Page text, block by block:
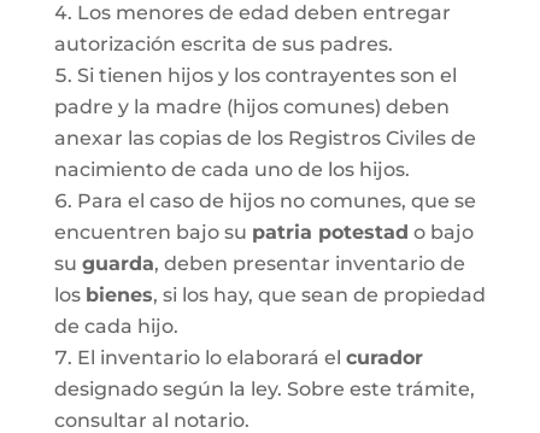
Los menores de edad deben entregar
autorización escrita de sus padres.
Si tienen hijos y los contrayentes son el
padre y la madre (hijos comunes) deben
anexar las copias de los Registros Civiles de
nacimiento de cada uno de los hijos.
Para el caso de hijos no comunes, que se
encuentren bajo su patria potestad o bajo
su guarda, deben presentar inventario de
los bienes, si los hay, que sean de propiedad
de cada hijo.
El inventario lo elaborará el curador
designado según la ley. Sobre este trámite,
consultar al notario.